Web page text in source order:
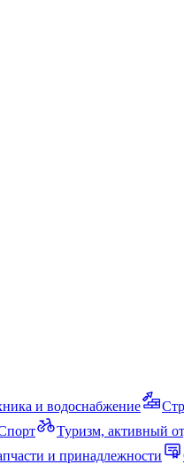
и водоснабжение
Туризм, активный
и принадлежности